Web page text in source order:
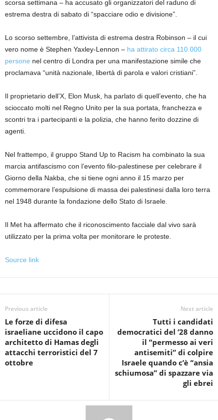
scorsa settimana – ha accusato gli organizzatori del raduno di
estrema destra di sabato di “spacciare odio e divisione”.
Lo scorso settembre, l’attivista di estrema destra Robinson – il cui
vero nome è Stephen Yaxley-Lennon – ha attirato circa 110.000
persone nel centro di Londra per una manifestazione simile che
proclamava “unità nazionale, libertà di parola e valori cristiani”.
Il proprietario dell’X, Elon Musk, ha parlato di quell’evento, che ha
scioccato molti nel Regno Unito per la sua portata, franchezza e
scontri tra i partecipanti e la polizia, che hanno ferito dozzine di
agenti.
Nel frattempo, il gruppo Stand Up to Racism ha combinato la sua
marcia antifascismo con l’evento filo-palestinese per celebrare il
Giorno della Nakba, che si tiene ogni anno il 15 marzo per
commemorare l’espulsione di massa dei palestinesi dalla loro terra
nel 1948 durante la fondazione dello Stato di Israele.
Il Met ha affermato che il riconoscimento facciale dal vivo sarà
utilizzato per la prima volta per monitorare le proteste.
Source link
Previous article
Le forze di difesa
israeliane uccidono il capo
architetto di Hamas degli
attacchi terroristici del 7
ottobre
Next article
Tutti i candidati
democratici del ’28 danno
il “permesso ai veri
antisemiti” di colpire
Israele quando c’è “ansia
schiumosa” di spazzare via
gli ebrei